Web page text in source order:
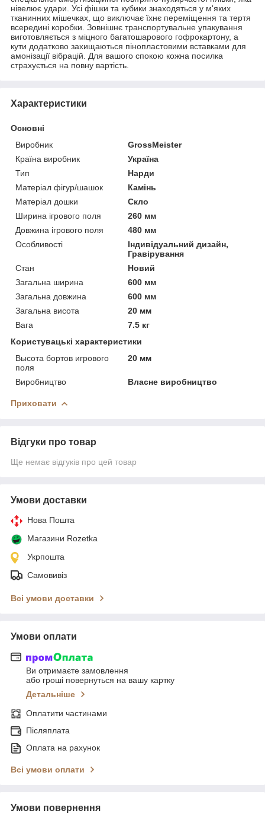
нівелює удари. Усі фішки та кубики знаходяться у м'яких
тканинних мішечках, що виключає їхнє переміщення та тертя
всередині коробки. Зовнішнє транспортувальне упакування
виготовляється з міцного багатошарового гофрокартону, а
кути додатково захищаються пінопластовими вставками для
амонізації вібрацій. Для вашого спокою кожна посилка
страхується на повну вартість.
Характеристики
Основні
Виробник
GrossMeister
Країна виробник
Україна
Тип
Нарди
Матеріал фігур/шашок
Камінь
Матеріал дошки
Скло
Ширина ігрового поля
260 мм
Довжина ігрового поля
480 мм
Особливості
Індивідуальний дизайн,
Гравірування
Стан
Новий
Загальна ширина
600 мм
Загальна довжина
600 мм
Загальна висота
20 мм
Вага
7.5 кг
Користувацькі характеристики
Высота бортов игрового
поля
20 мм
Виробництво Власне виробництво
Приховати
Відгуки про товар
Ще немає відгуків про цей товар
Умови доставки
Нова Пошта
Магазини Rozetka
Укрпошта
Самовивіз
Всі умови доставки
Умови оплати
Ви отримаєте замовлення
або гроші повернуться на вашу картку
Детальніше
Оплатити частинами
Післяплата
Оплата на рахунок
Всі умови оплати
Умови повернення